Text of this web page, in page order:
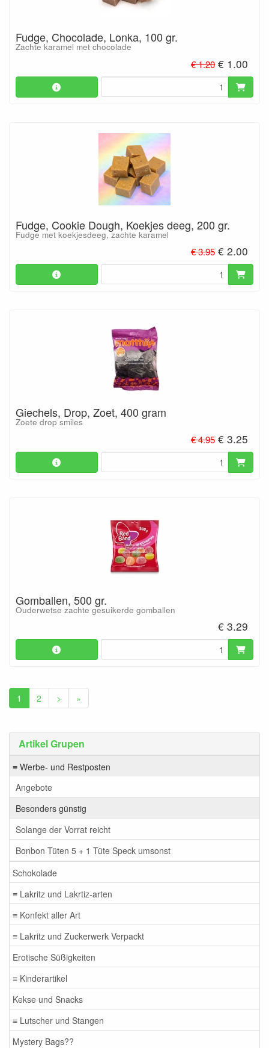
Artikel Grupen
≡ Werbe- und Restposten
Angebote
Besonders günstig
Solange der Vorrat reicht
Bonbon Tüten 5 + 1 Tüte Speck umsonst
Schokolade
≡ Lakritz und Lakrtiz-arten
≡ Konfekt aller Art
≡ Lakritz und Zuckerwerk Verpackt
Erotische Süßigkeiten
≡ Kinderartikel
Kekse und Snacks
≡ Lutscher und Stangen
Mystery Bags??
Fudge, Chocolade, Lonka, 100 gr.
Zachte karamel met chocolade
€ 1.20 € 1.00
Fudge, Cookie Dough, Koekjes deeg, 200 gr.
Fudge met koekjesdeeg, zachte karamel
€ 3.95 € 2.00
Giechels, Drop, Zoet, 400 gram
Zoete drop smiles
€ 4.95 € 3.25
Gomballen, 500 gr.
Ouderwetse zachte gesuikerde gomballen
€ 3.29
1 2 > »